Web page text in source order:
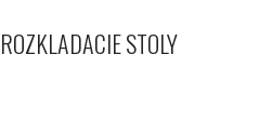
ROZKLADACIE STOLY